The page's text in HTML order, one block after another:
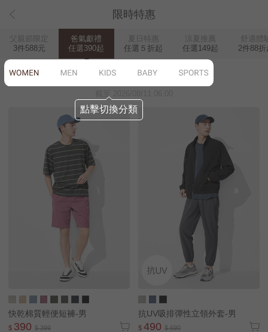
限時特惠
父親節限定
3件588元
爸氣獻禮
任選390起
夏日特惠
任選５折起
涼夏推薦
任選149起
舒適體
2件88折
WOMEN MEN KIDS BABY SPORTS
快乾棉質輕便短褲-男
$ 390 $ 399
抗UV吸排彈性立領外套-男
$ 490 $ 690
點擊切換分類